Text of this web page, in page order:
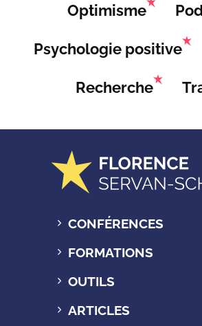
Optimisme
Psychologie positive
Recherche
CONFÉRENCES
FORMATIONS
OUTILS
ARTICLES